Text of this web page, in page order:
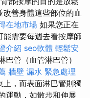
善身體這些部位的血
在地市場 如果您正在
需要每週去看按摩師
介紹 seo軟體 輕鬆安
巴管（血管淋巴管）
牆壁 漏水 緊急處理
，而表面淋巴管則獨
運動，如散步和伸展